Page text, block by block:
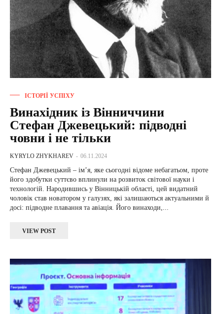
ІСТОРІЇ УСПІХУ
Винахідник із Вінниччини
Стефан Джевецький: підводні
човни і не тільки
KYRYLO ZHYKHAREV - 06.11.2024
Стефан Джевецький – ім’я, яке сьогодні відоме небагатьом, проте
його здобутки суттєво вплинули на розвиток світової науки і
технологій. Народившись у Вінницькій області, цей видатний
чоловік став новатором у галузях, які залишаються актуальними й
досі: підводне плавання та авіація. Його винаходи,...
VIEW POST